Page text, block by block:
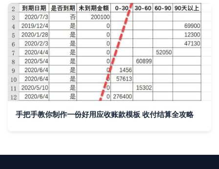
手把手教你制作一份好用应收账款模板 收付结算全攻略